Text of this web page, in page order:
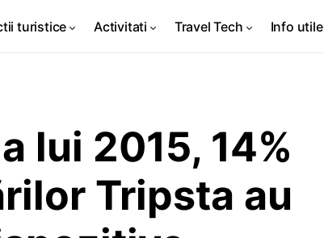
turistice Activitati Travel Tech Info utile
lui 2015, 14%
Tripsta au